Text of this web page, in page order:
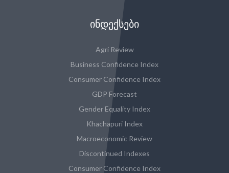
ᲘᲜᲓᲔᲥᲡᲔᲑᲘ
Agri Review
Business Confidence Index
Consumer Confidence Index
GDP Forecast
Gender Equality Index
Khachapuri Index
Macroeconomic Review
Discontinued Indexes
Consumer Confidence Index